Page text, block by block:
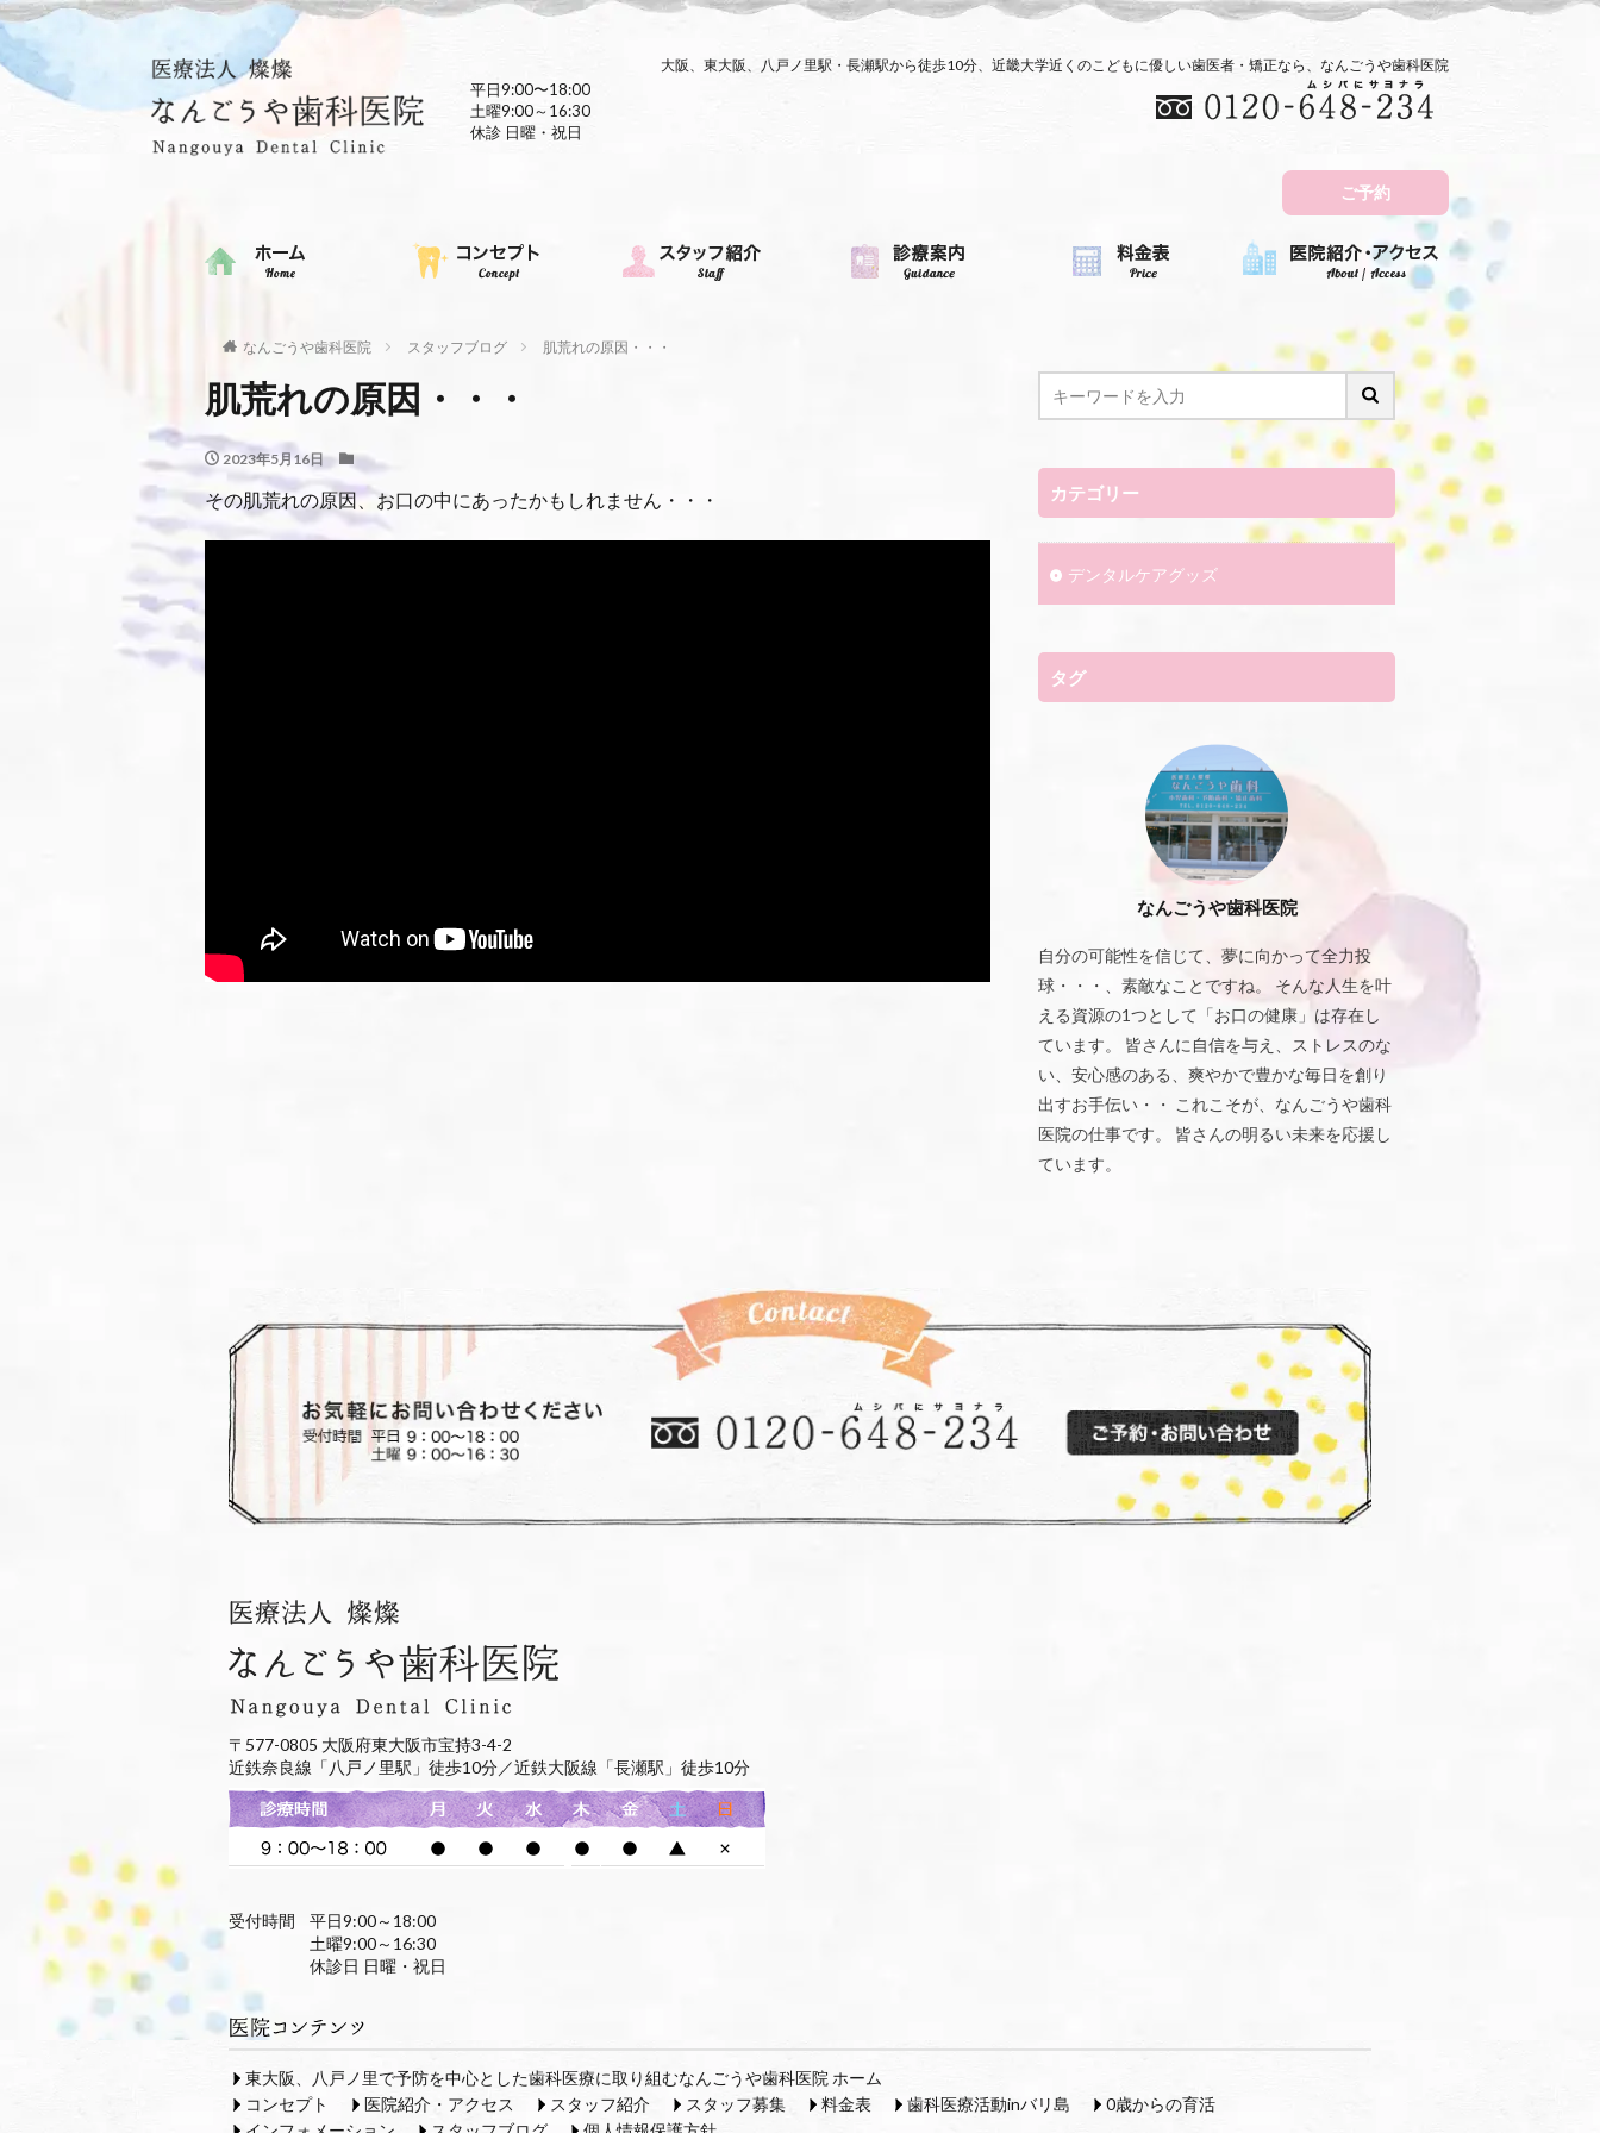
大阪、東大阪、八戸ノ里駅・長瀬駅から徒歩10分、近畿大学近くのこどもに優しい歯医者・矯正なら、なんごうや歯科医院
平日9:00〜18:00
土曜9:00～16:30
休診 日曜・祝日
ご予約
なんごうや歯科医院 スタッフブログ 肌荒れの原因・・・
肌荒れの原因・・・
2023年5月16日
その肌荒れの原因、お口の中にあったかもしれません・・・ カテゴリー
デンタルケアグッズ
タグ
なんごうや歯科医院
自分の可能性を信じて、夢に向かって全力投
球・・・、素敵なことですね。 そんな人生を叶
える資源の1つとして「お口の健康」は存在し
ています。 皆さんに自信を与え、ストレスのな
い、安心感のある、爽やかで豊かな毎日を創り
出すお手伝い・・ これこそが、なんごうや歯科
医院の仕事です。 皆さんの明るい未来を応援し
ています。
〒577-0805 大阪府東大阪市宝持3-4-2
近鉄奈良線「八戸ノ里駅」徒歩10分／近鉄大阪線「長瀬駅」徒歩10分
受付時間
平日9:00～18:00
土曜9:00～16:30
休診日 日曜・祝日
東大阪、八戸ノ里で予防を中心とした歯科医療に取り組むなんごうや歯科医院 ホーム
コンセプト
医院紹介・アクセス スタッフ紹介 スタッフ募集 料金表 歯科医療活動inバリ島
0歳からの育活